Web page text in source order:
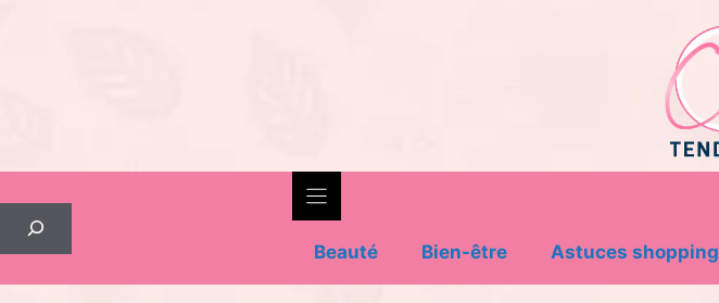
Beauté
Bien-être Astuces shopping